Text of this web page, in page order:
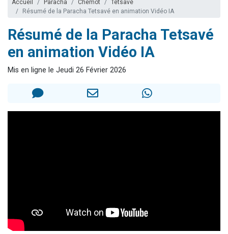
Accueil Paracha Chemot
Tetsavé
Résumé de la Paracha Tetsavé en animation Vidéo IA
Résumé de la Paracha Tetsavé
en animation Vidéo IA
Mis en ligne le Jeudi 26 Février 2026